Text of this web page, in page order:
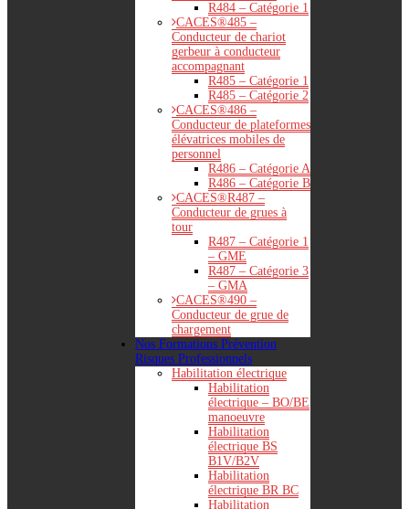
R484 – Catégorie 1
CACES®485 –
Conducteur de chariot
gerbeur à conducteur
accompagnant
R485 – Catégorie 1
R485 – Catégorie 2
CACES®486 –
Conducteur de plateformes
élévatrices mobiles de
personnel
R486 – Catégorie A
R486 – Catégorie B
CACES®R487 –
Conducteur de grues à
tour
R487 – Catégorie 1
– GME
R487 – Catégorie 3
– GMA
CACES®490 –
Conducteur de grue de
chargement
Nos Formations Prévention
Risques Professionnels
Habilitation électrique
Habilitation
électrique – BO/BE
manoeuvre
Habilitation
électrique BS
B1V/B2V
Habilitation
électrique BR BC
Habilitation